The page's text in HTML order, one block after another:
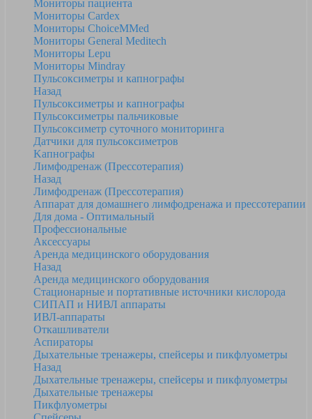
Мониторы пациента
Мониторы Cardex
Мониторы ChoiceMMed
Мониторы General Meditech
Мониторы Lepu
Мониторы Mindray
Пульсоксиметры и капнографы
Назад
Пульсоксиметры и капнографы
Пульсоксиметры пальчиковые
Пульсоксиметр суточного мониторинга
Датчики для пульсоксиметров
Kапнографы
Лимфодренаж (Прессотерапия)
Назад
Лимфодренаж (Прессотерапия)
Аппарат для домашнего лимфодренажа и прессотерапии
Для дома - Оптимальный
Профессиональные
Аксессуары
Аренда медицинского оборудования
Назад
Аренда медицинского оборудования
Стационарные и портативные источники кислорода
СИПАП и НИВЛ аппараты
ИВЛ-аппараты
Откашливатели
Аспираторы
Дыхательные тренажеры, спейсеры и пикфлуометры
Назад
Дыхательные тренажеры, спейсеры и пикфлуометры
Дыхательные тренажеры
Пикфлуометры